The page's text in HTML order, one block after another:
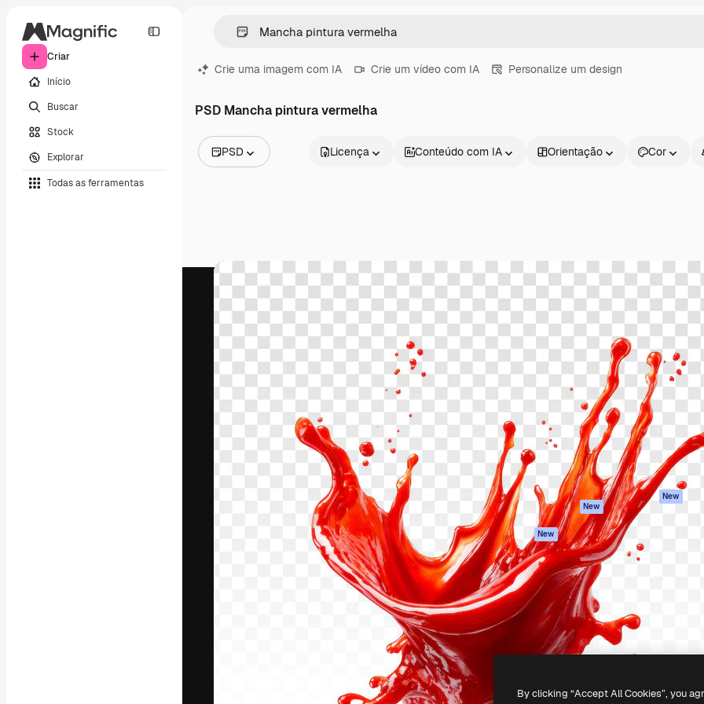
Criar
Início
Buscar
Stock
Explorar
Todas as ferramentas
Crie uma imagem com IA Crie um vídeo com IA Personalize um design
PSD Mancha pintura vermelha
PSD
Vídeos
Ícones
Modelos 3D
Fontes
Licença Conteúdo com IA Orientação Cor
A plataforma criativa para você direcionar
seu melhor trabalho. Mais de 1 milhão de
assinantes entre criativos, empresas,
agências e estúdios.
Português
Produtos
Assistente de IA
imagens
Gerador de vídeos
Texto para voz
Conteúdo de stock
MCP para
Claude/ChatGPT
New
Agentes New
API
App móvel
Todas as
ferramentas
Começar
Academy
Documentação
Atendimento
Termos e
condições
Política de
privacidade
Originais
New
Política de cookies
Central de
confiabilidade
Freepik Company S.L.U. Todos os direitos reservados.
By clicking “Accept All Cookies”, you